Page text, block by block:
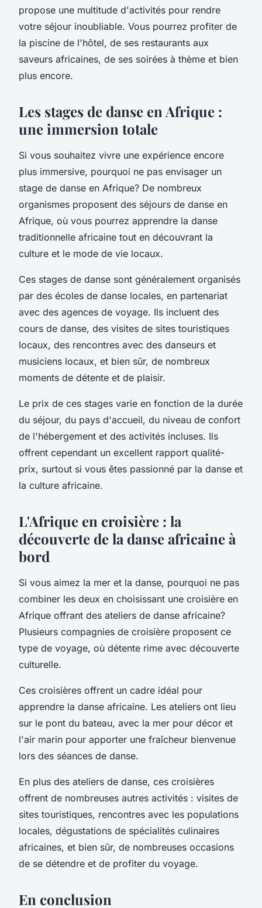
propose une multitude d'activités pour rendre
votre séjour inoubliable. Vous pourrez profiter de
la piscine de l'hôtel, de ses restaurants aux
saveurs africaines, de ses soirées à thème et bien
plus encore.
Les stages de danse en Afrique :
une immersion totale
Si vous souhaitez vivre une expérience encore
plus immersive, pourquoi ne pas envisager un
stage de danse en Afrique? De nombreux
organismes proposent des séjours de danse en
Afrique, où vous pourrez apprendre la danse
traditionnelle africaine tout en découvrant la
culture et le mode de vie locaux.
Ces stages de danse sont généralement organisés
par des écoles de danse locales, en partenariat
avec des agences de voyage. Ils incluent des
cours de danse, des visites de sites touristiques
locaux, des rencontres avec des danseurs et
musiciens locaux, et bien sûr, de nombreux
moments de détente et de plaisir.
Le prix de ces stages varie en fonction de la durée
du séjour, du pays d'accueil, du niveau de confort
de l'hébergement et des activités incluses. Ils
offrent cependant un excellent rapport qualité-
prix, surtout si vous êtes passionné par la danse et
la culture africaine.
L'Afrique en croisière : la
découverte de la danse africaine à
bord
Si vous aimez la mer et la danse, pourquoi ne pas
combiner les deux en choisissant une croisière en
Afrique offrant des ateliers de danse africaine?
Plusieurs compagnies de croisière proposent ce
type de voyage, où détente rime avec découverte
culturelle.
Ces croisières offrent un cadre idéal pour
apprendre la danse africaine. Les ateliers ont lieu
sur le pont du bateau, avec la mer pour décor et
l'air marin pour apporter une fraîcheur bienvenue
lors des séances de danse.
En plus des ateliers de danse, ces croisières
offrent de nombreuses autres activités : visites de
sites touristiques, rencontres avec les populations
locales, dégustations de spécialités culinaires
africaines, et bien sûr, de nombreuses occasions
de se détendre et de profiter du voyage.
En conclusion